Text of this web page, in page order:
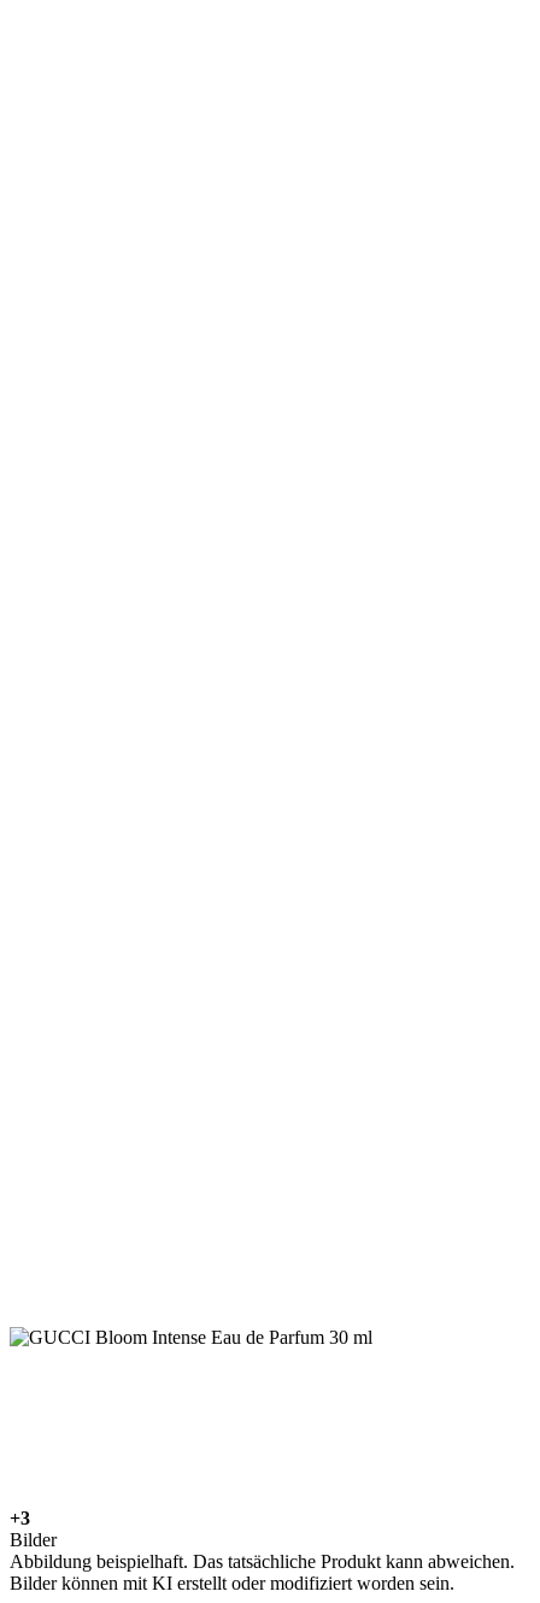
+3
Bilder
Abbildung beispielhaft. Das tatsächliche Produkt kann abweichen.
Bilder können mit KI erstellt oder modifiziert worden sein.